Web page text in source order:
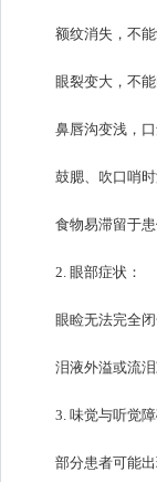
额纹消失，不能
眼裂变大，不能
鼻唇沟变浅，
鼓腮、吹口哨时
食物易滞留于患
2. 眼部症状：
眼睑无法完全
泪液外溢或流泪
3. 味觉与听觉障
部分患者可能